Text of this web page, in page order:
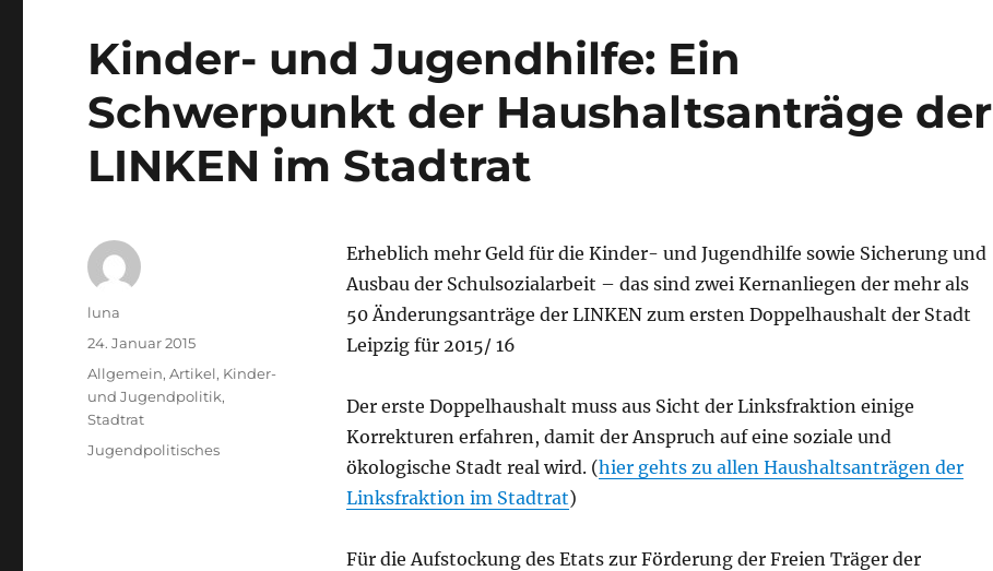
Kinder- und Jugendhilfe: Ein
Schwerpunkt der Haushaltsanträge der
LINKEN im Stadtrat
Erheblich mehr Geld für die Kinder- und Jugendhilfe sowie Sicherung und
Ausbau der Schulsozialarbeit – das sind zwei Kernanliegen der mehr als
50 Änderungsanträge der LINKEN zum ersten Doppelhaushalt der Stadt
Leipzig für 2015/ 16
Der erste Doppelhaushalt muss aus Sicht der Linksfraktion einige
Korrekturen erfahren, damit der Anspruch auf eine soziale und
ökologische Stadt real wird. (hier gehts zu allen Haushaltsanträgen der
Linksfraktion im Stadtrat)
Für die Aufstockung des Etats zur Förderung der Freien Träger der
Autor
luna
Veröffentlicht
am
24. Januar 2015
Kategorien
Allgemein,Artikel, Kinder-
und Jugendpolitik,
Stadtrat
Schlagwörter
Jugendpolitisches